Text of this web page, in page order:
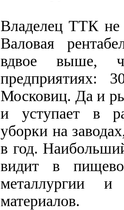
Владелец ТТК не
Валовая
вдвое выше,
предприятиях:
Московиц. Да и
и уступает в
уборки на
в год.
видит в
металлургии и
материалов.